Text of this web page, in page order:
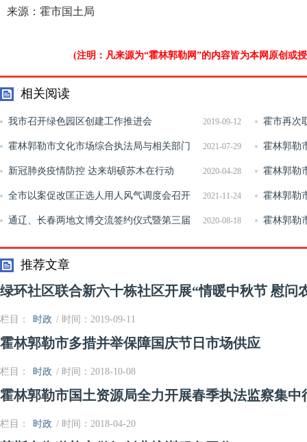
来源：霍市国土局
(注明：凡来源为“霍林郭勒网”的内容皆为本网原创或
相关阅读
2019-09-12
我市召开绿色园区创建工作推进会 霍市再次
费
2021-07-29
霍林郭勒市文化市场综合执法局与相关部门
联合开展旅游行业领域检查
霍林郭勒
2020-04-28
新冠肺炎疫情防控 达来胡硕苏木在行动 霍林郭勒
2021-11-24
全市以案促改匡正选人用人风气调度会召开 霍林郭勒
春季预防鼠
2020-08-18
通辽、长春两地文博交流签约仪式暨第三届
通辽市文博业务培训班开幕
霍林郭勒
志愿服务暖
推荐文章
绿环社区联合新六十栋社区开展“情暖中秋节 慰问
栏目： 时政 / 时间：2019-09-11
霍林郭勒市多措并举保障国庆节日市场供应
栏目： 时政 / 时间：2018-10-08
霍林郭勒市国土资源局全力开展春季执法监察集中
栏目： 时政 / 时间：2018-04-20